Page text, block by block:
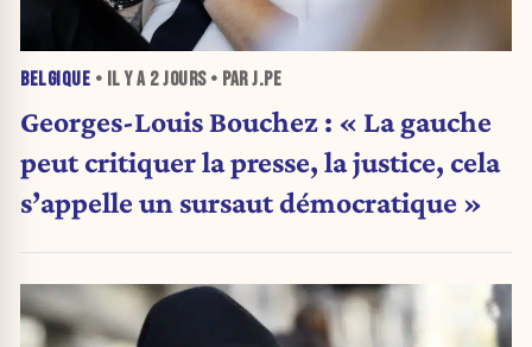
BELGIQUE • IL Y A 2 JOURS• PAR J.PE
Georges-Louis Bouchez : « La gauche
peut critiquer la presse, la justice, cela
s’appelle un sursaut démocratique »